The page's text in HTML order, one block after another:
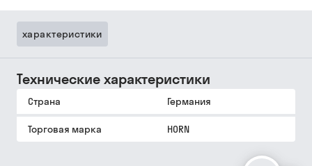
характеристики
Технические характеристики
Страна Германия
Торговая марка HORN